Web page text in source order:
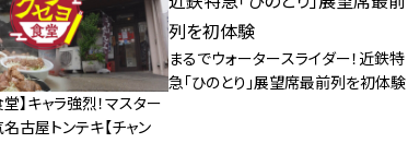
堂】キャラ強烈！マスター
古屋トンテキ【チャン
まるでウォータースライダー！近鉄特
急「ひのとり」展望席最前列を初体験